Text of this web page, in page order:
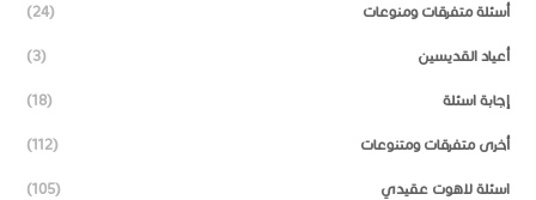
أسئلة متفرقات ومنوعات (24)
أعياد القديسين (3)
إجابة اسئلة (18)
أخرى متفرقات ومتنوعات (112)
اسئلة لاهوت عقيدي (105)